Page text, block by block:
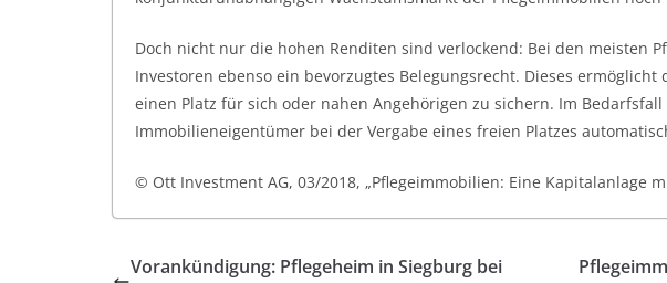
Doch nicht nur die hohen Renditen sind verlockend: Bei den meisten
Investoren ebenso ein bevorzugtes Belegungsrecht. Dieses
einen Platz für sich oder nahen Angehörigen zu sichern. Im
Immobilieneigentümer bei der Vergabe eines freien Platzes
© Ott Investment AG, 03/2018, „Pflegeimmobilien: Eine Kapitalanlage
Vorankündigung: Pflegeheim in Siegburg bei